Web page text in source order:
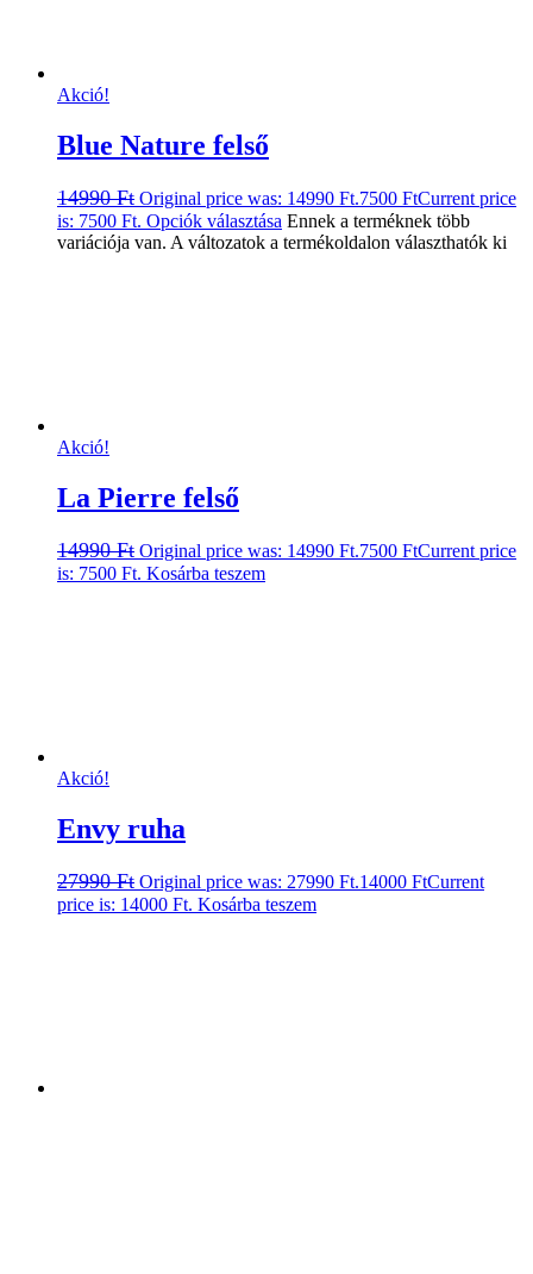
Akció!
Blue Nature felső
14990Ft Original price was: 14990 Ft.7500 FtCurrent price
is: 7500 Ft. Opciók választása Ennek a terméknek több
variációja van. A változatok a termékoldalon választhatók ki
Akció!
La Pierre felső
14990Ft Original price was: 14990 Ft.7500 FtCurrent price
is: 7500 Ft. Kosárba teszem
Akció!
Envy ruha
27990Ft Original price was: 27990 Ft.14000 FtCurrent
price is: 14000 Ft. Kosárba teszem